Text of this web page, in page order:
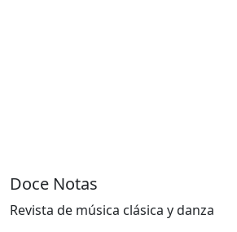
Doce Notas
Revista de música clásica y danza